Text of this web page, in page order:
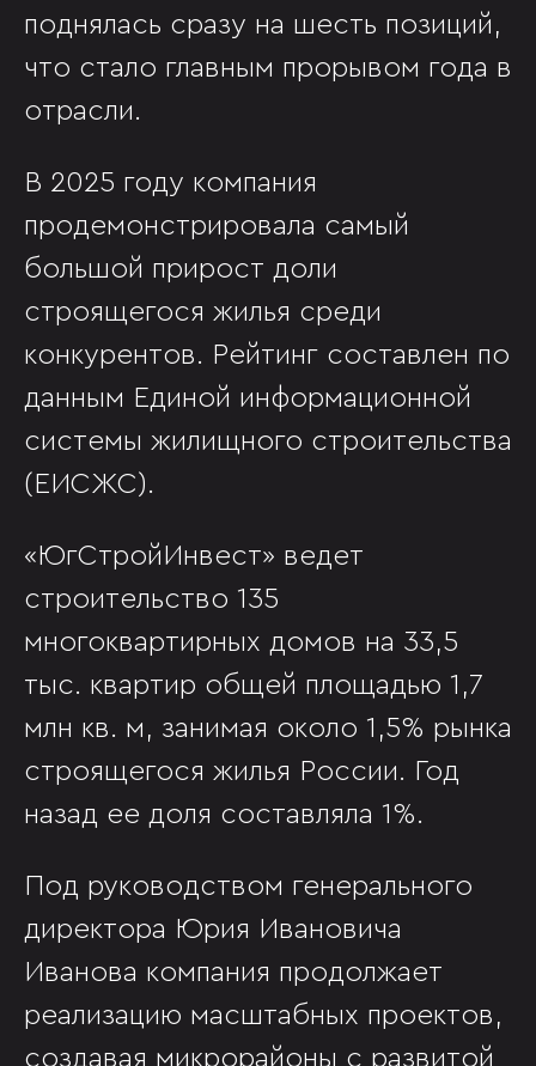
поднялась сразу на шесть позиций,
что стало главным прорывом года в
отрасли.
В 2025 году компания
продемонстрировала самый
большой прирост доли
строящегося жилья среди
конкурентов. Рейтинг составлен по
данным Единой информационной
системы жилищного строительства
(ЕИСЖС).
«ЮгСтройИнвест» ведет
строительство 135
многоквартирных домов на 33,5
тыс. квартир общей площадью 1,7
млн кв. м, занимая около 1,5% рынка
строящегося жилья России. Год
назад ее доля составляла 1%.
Под руководством генерального
директора Юрия Ивановича
Иванова компания продолжает
реализацию масштабных проектов,
создавая микрорайоны с развитой